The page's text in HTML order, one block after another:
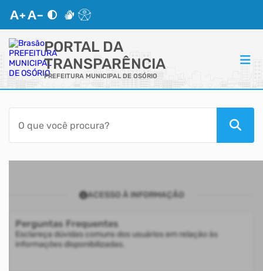
PORTAL DA
TRANSPARÊNCIA
PREFEITURA MUNICIPAL DE OSÓRIO
ACESSO RÁPIDO
Acessibilidade
Autoatendimento
Mapa do Site
ACESSO À INFORMAÇÃO
Perguntas Frequentes
Esclareça dúvidas comuns dos usuários em relação às
informações disponibilizadas.